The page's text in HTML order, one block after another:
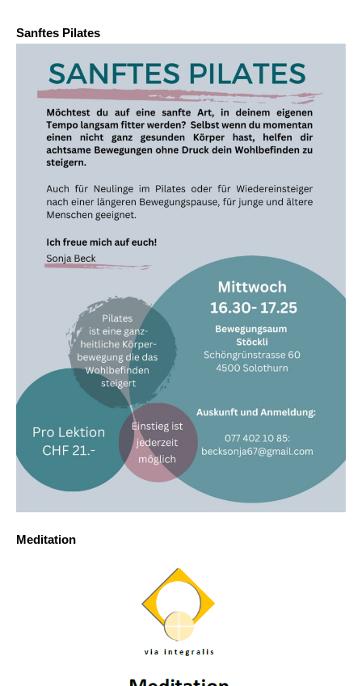
Sanftes Pilates
Meditation